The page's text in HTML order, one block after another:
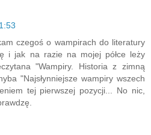
czegoś o wampirach do literatury
i jak na razie na mojej półce leży
"Wampiry. Historia z zimną
"Najsłynniejsze wampiry wszech
tej pierwszej pozycji... No nic,